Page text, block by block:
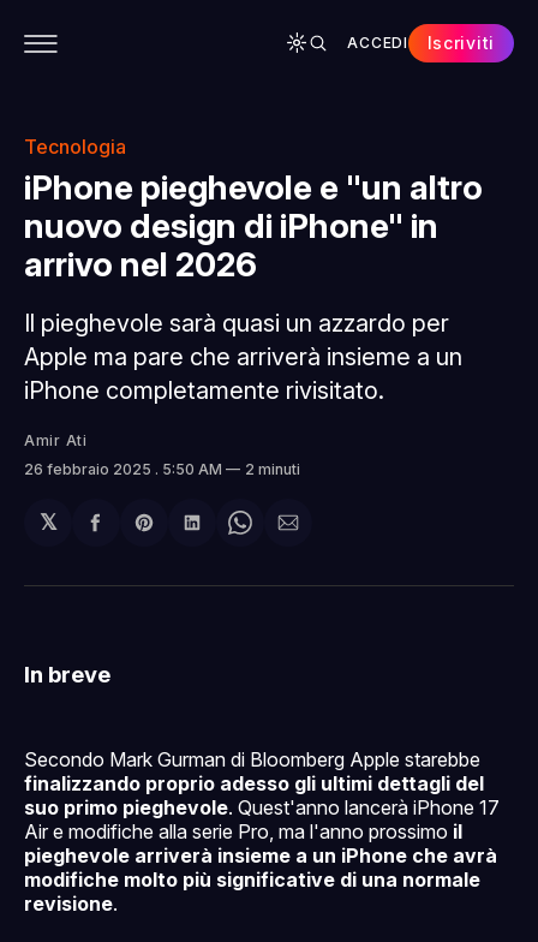
ACCEDI Iscriviti
Tecnologia
iPhone pieghevole e "un altro
nuovo design di iPhone" in
arrivo nel 2026
Il pieghevole sarà quasi un azzardo per
Apple ma pare che arriverà insieme a un
iPhone completamente rivisitato.
Amir Ati
26 febbraio 2025 . 5:50 AM 2 minuti
𝕏
Condividi
Facebook
Share
Pinterest
Condividi
LinkedIn
Share
WhatsApp
Condividi
email
In breve
Secondo Mark Gurman di Bloomberg Apple starebbe
finalizzando proprio adesso gli ultimi dettagli del
suo primo pieghevole. Quest'anno lancerà iPhone 17
Air e modifiche alla serie Pro, ma l'anno prossimo il
pieghevole arriverà insieme a un iPhone che avrà
modifiche molto più significative di una normale
revisione.